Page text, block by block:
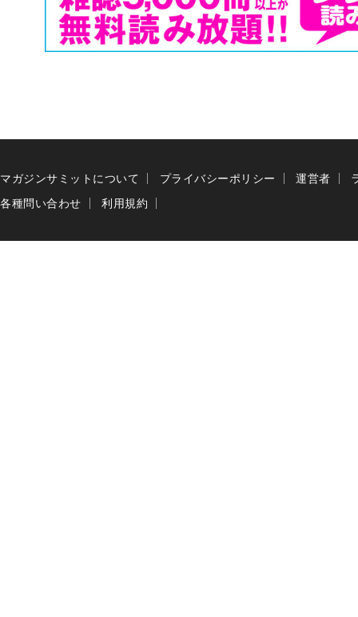
マガジンサミットについて プライバシーポリシー 運営者
各種問い合わせ
利用規約